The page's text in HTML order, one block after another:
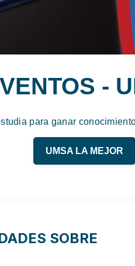
-
para ganar
UMSA LA MEJOR
SOBRE